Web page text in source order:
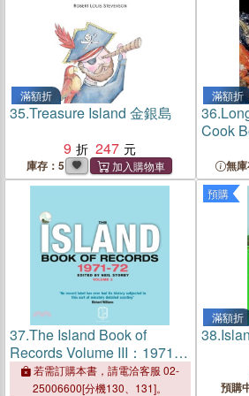
滿額折
35.Treasure Island 金銀島
9
247
庫存：5
滿額折
36.
Cook
無
37.The Island Book of
Records Volume III：1971-
72 若需訂購本書，請電洽客服 02-
25006600[分機130、131]。
預購
滿額折
38.
預購